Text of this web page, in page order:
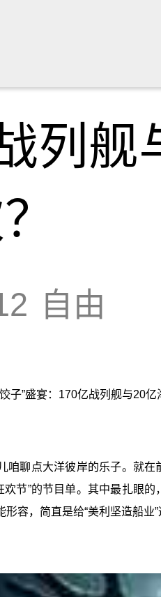
列舰
自由
子”盛宴：170亿战列舰与20亿
咱聊点大洋彼岸的乐子。就
节”的节目单。其中最扎眼
形容，简直是给“美利坚造船业